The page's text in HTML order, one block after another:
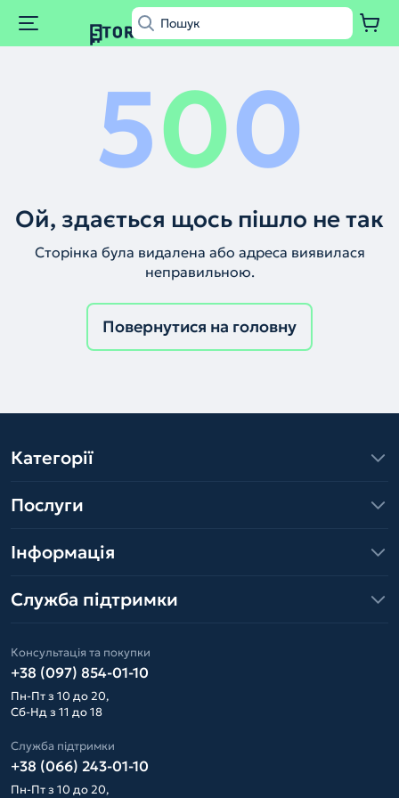
500
Ой, здається щось пішло не так
Сторінка була видалена або адреса виявилася
неправильною.
Повернутися на головну
Категорії
Послуги
Інформація
Служба підтримки
Консультація та покупки
+38 (097) 854-01-10
Пн-Пт з 10 до 20,
Сб-Нд з 11 до 18
Служба підтримки
+38 (066) 243-01-10
Пн-Пт з 10 до 20,